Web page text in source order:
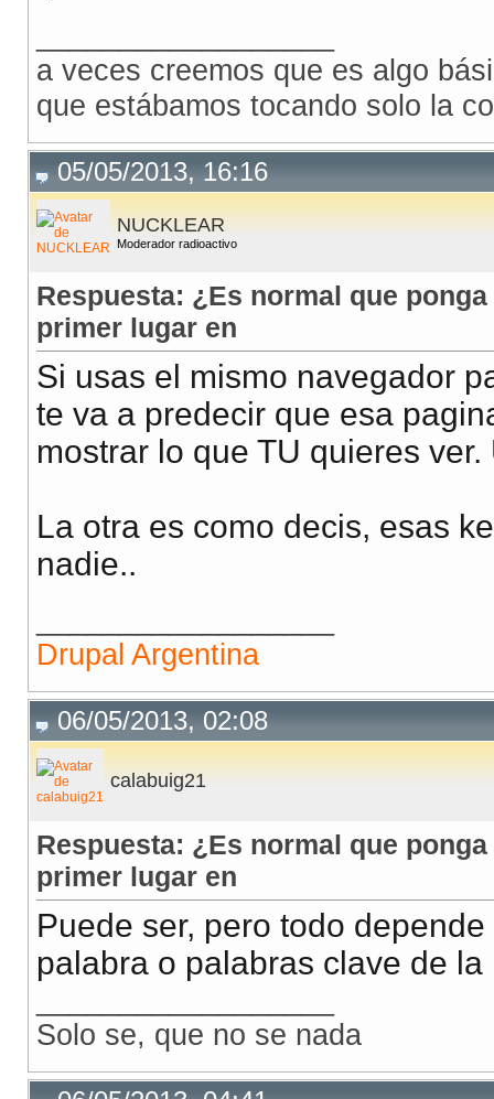
a veces creemos que es algo
que estábamos tocando solo la
05/05/2013, 16:16
NUCKLEAR
Moderador radioactivo
Respuesta: ¿Es normal que
primer lugar en
Si usas el mismo navegador
te va a predecir que esa
mostrar lo que TU quieres
La otra es como decis, esas
nadie..
Drupal Argentina
06/05/2013, 02:08
calabuig21
Respuesta: ¿Es normal que
primer lugar en
Puede ser, pero todo
palabra o palabras clave de la
Solo se, que no se nada